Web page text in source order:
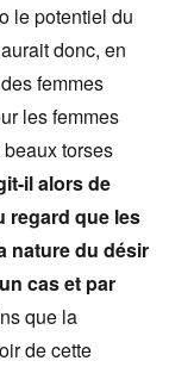
le potentiel du
donc, en
femmes
les femmes
torses
il alors de
regard que les
nature du désir
cas et par
que la
de cette